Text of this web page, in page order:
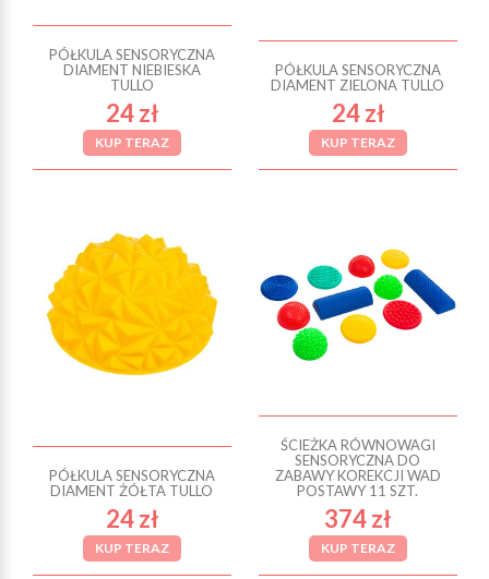
PÓŁKULA SENSORYCZNA
DIAMENT NIEBIESKA
TULLO
24 zł
KUP TERAZ
PÓŁKULA SENSORYCZNA
DIAMENT ZIELONA TULLO
24 zł
KUP TERAZ
PÓŁKULA SENSORYCZNA
DIAMENT ŻÓŁTA TULLO
24 zł
KUP TERAZ
ŚCIEŻKA RÓWNOWAGI
SENSORYCZNA DO
ZABAWY KOREKCJI WAD
POSTAWY 11 SZT.
374 zł
KUP TERAZ